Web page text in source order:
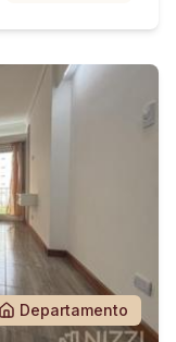
Departamento